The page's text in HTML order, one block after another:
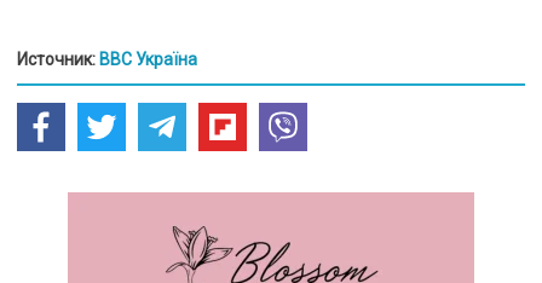
Источник: BBC Україна